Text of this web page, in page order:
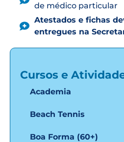
de médico particular
Atestados e fichas
entregues na
Cursos e
Academia
Beach Tennis
Boa Forma (60+)